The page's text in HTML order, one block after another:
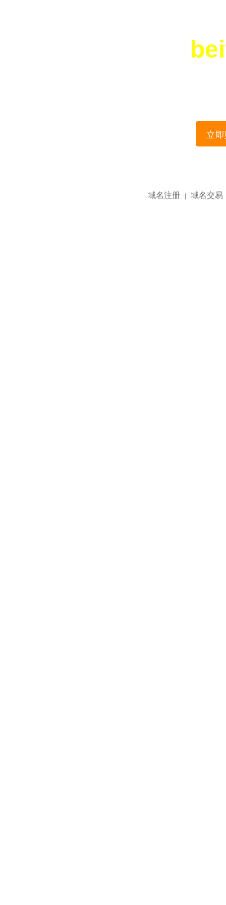
立
域名注册 | 域名交易